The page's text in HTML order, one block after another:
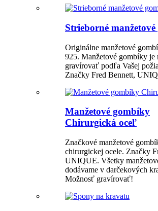
Strieborné
Originálne manžetové
925. Manžetové gombíky je
gravírovať podľa Vašej
Značky Fred Bennett,
Manžetové gombíky
Chirurgická oceľ
Značkové manžetové
chirurgickej ocele. Značky
UNIQUE. Všetky
dodávame v darčekových
Možnosť gravírovať!